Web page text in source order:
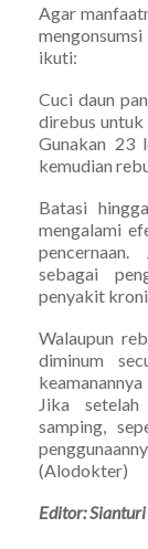
Agar
ikuti:
Cuci daun
direbus untuk
Gunakan 23
kemudian
Batasi
mengalami
sebagai
penyakit
Walaupun
diminum
Jika
samping,
(Alodokter)
Editor: Sianturi